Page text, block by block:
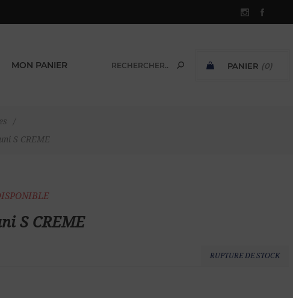
PANIER (0)
MON PANIER
/
S CREME
S CREME
RUPTURE DE STOCK